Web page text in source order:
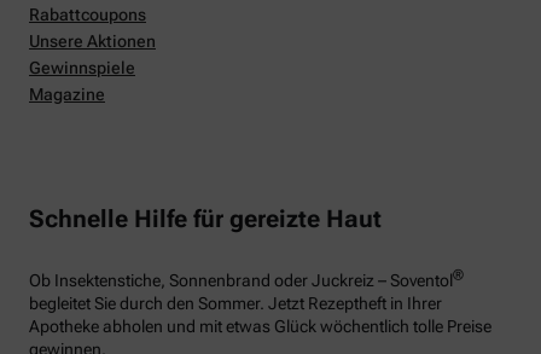
Rabattcoupons
Unsere Aktionen
Gewinnspiele
Magazine
Schnelle Hilfe für gereizte Haut
Ob Insektenstiche, Sonnenbrand oder Juckreiz – Soventol®
begleitet Sie durch den Sommer. Jetzt Rezeptheft in Ihrer
Apotheke abholen und mit etwas Glück wöchentlich tolle Preise
gewinnen.